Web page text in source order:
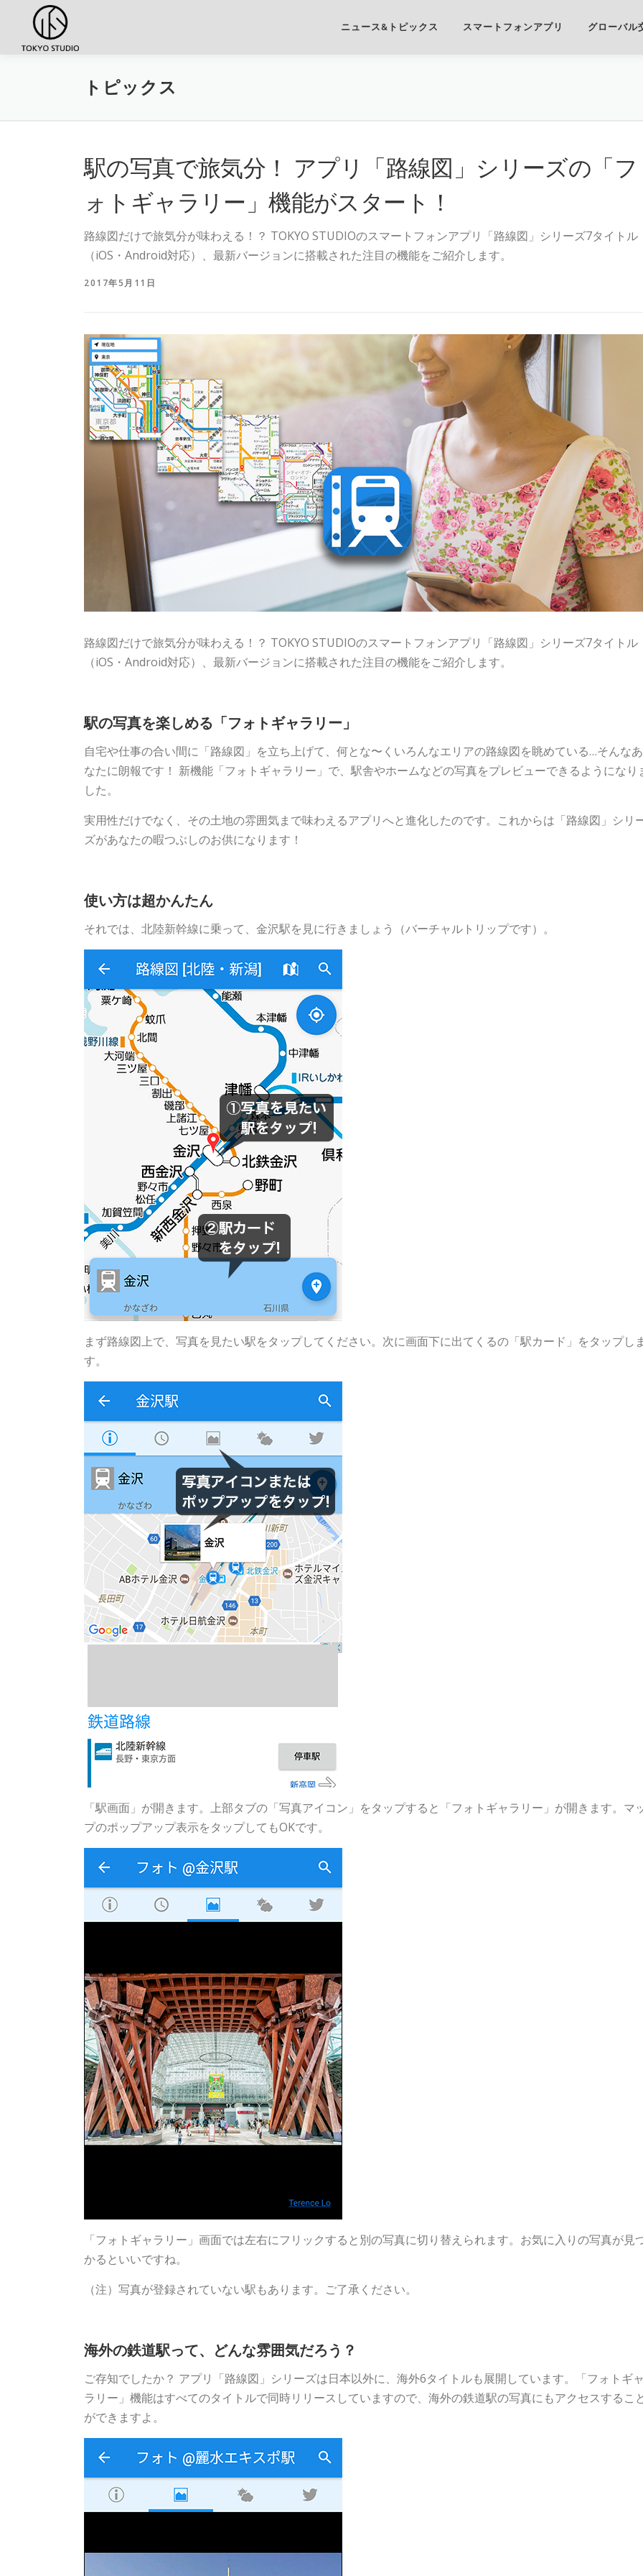
コンテンツへスキップ
ニュース&トピックス スマートフォンアプリ グローバル
トピックス
駅の写真で旅気分！ アプリ「路線図」シリーズの「フ
ォトギャラリー」機能がスタート！
路線図だけで旅気分が味わえる！？ TOKYO STUDIOのスマートフォンアプリ「路線図」シリーズ7タイトル
（iOS・Android対応）、最新バージョンに搭載された注目の機能をご紹介します。
2017年5月11日
路線図だけで旅気分が味わえる！？ TOKYO STUDIOのスマートフォンアプリ「路線図」シリーズ7タイトル
（iOS・Android対応）、最新バージョンに搭載された注目の機能をご紹介します。
駅の写真を楽しめる「フォトギャラリー」
自宅や仕事の合い間に「路線図」を立ち上げて、何とな〜くいろんなエリアの路線図を眺めている…そんなあ
なたに朗報です！ 新機能「フォトギャラリー」で、駅舎やホームなどの写真をプレビューできるようになり
した。
実用性だけでなく、その土地の雰囲気まで味わえるアプリへと進化したのです。これからは「路線図」シリ
ズがあなたの暇つぶしのお供になります！
使い方は超かんたん
それでは、北陸新幹線に乗って、金沢駅を見に行きましょう（バーチャルトリップです）。
まず路線図上で、写真を見たい駅をタップしてください。次に画面下に出てくるの「駅カード」をタップし
す。
「駅画面」が開きます。上部タブの「写真アイコン」をタップすると「フォトギャラリー」が開きます。マ
プのポップアップ表示をタップしてもOKです。
「フォトギャラリー」画面では左右にフリックすると別の写真に切り替えられます。お気に入りの写真が見
かるといいですね。
（注）写真が登録されていない駅もあります。ご了承ください。
海外の鉄道駅って、どんな雰囲気だろう？
ご存知でしたか？ アプリ「路線図」シリーズは日本以外に、海外6タイトルも展開しています。「フォトギ
ラリー」機能はすべてのタイトルで同時リリースしていますので、海外の鉄道駅の写真にもアクセスするこ
ができますよ。